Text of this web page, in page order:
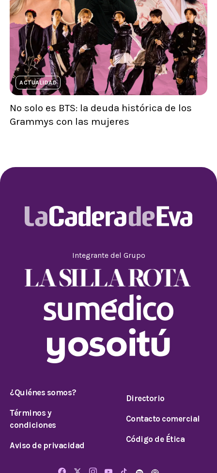
ACTUALIDAD
No solo es BTS: la deuda histórica de los
Grammys con las mujeres
Integrante del Grupo
¿Quiénes somos?
Términos y
condiciones
Aviso de privacidad
Directorio
Contacto comercial
Código de Ética